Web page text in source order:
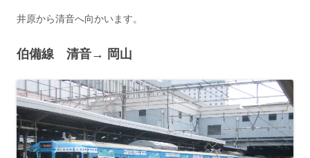
井原から清音へ向かいます。
伯備線 清音→ 岡山